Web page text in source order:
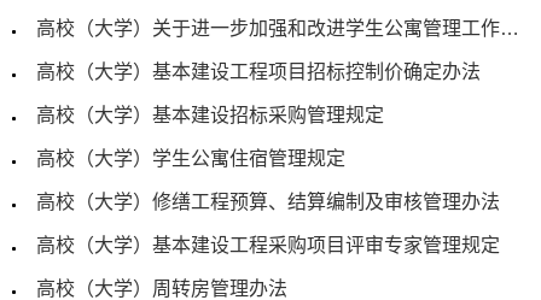
高校（大学）关于进一步加强和改进学生公寓管理工作的意见
高校（大学）基本建设工程项目招标控制价确定办法
高校（大学）基本建设招标采购管理规定
高校（大学）学生公寓住宿管理规定
高校（大学）修缮工程预算、结算编制及审核管理办法
高校（大学）基本建设工程采购项目评审专家管理规定
高校（大学）周转房管理办法